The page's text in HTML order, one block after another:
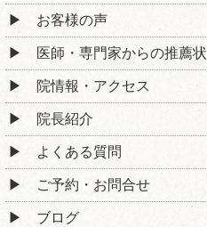
お客様の声
医師・専門家からの推薦状
院情報・アクセス
院長紹介
よくある質問
ご予約・お問合せ
ブログ